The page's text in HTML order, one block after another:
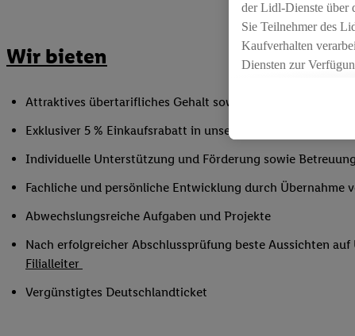
Wir bieten
Attraktives übertarifliches Gehalt sowie Urlaubs- und
Exklusiver 5 % Einkaufsrabatt in unseren Filialen
Individuelle Unterstützung und Förderung sowie
Fachliche und persönliche Entwicklung durch Übernahme
Abwechslungsreiche Aufgaben und Projekte
Nach erfolgreicher Abschlussprüfung beste Aussichten
Filialleiter
Vergünstigtes Deutschlandticket
der Lidl-Dienste über
Sie Teilnehmer des
Kaufverhalten
Diensten zur
Die Erstellung
angereicherten
Ihr Kaufverhalten in
sowie Ihre genauen
Speichern von und/
(sogenannten
zur Leistungs-/
zur technischen
Sofern Sie hier Ihre